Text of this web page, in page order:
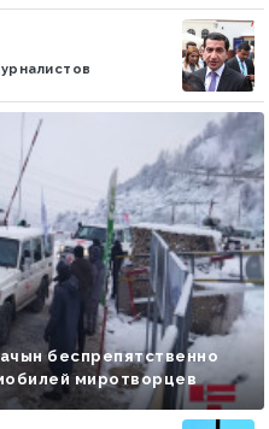
беспрепятственно
миротворцев